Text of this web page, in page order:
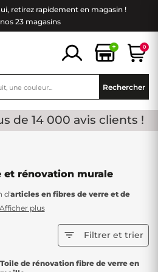
retirez rapidement en magasin !
23 magasins
+ 0
Rechercher
de 14 000 avis clients !
et rénovation murale
d'articles en fibres de verre et de
à la fois abordables et de qualité
revêtement murals'avère être
les défauts de surface et lisser les
lisse, texturée ou en maille, la
Afficher plus
 Filtrer et trier
Toile de rénovation fibre de verre en